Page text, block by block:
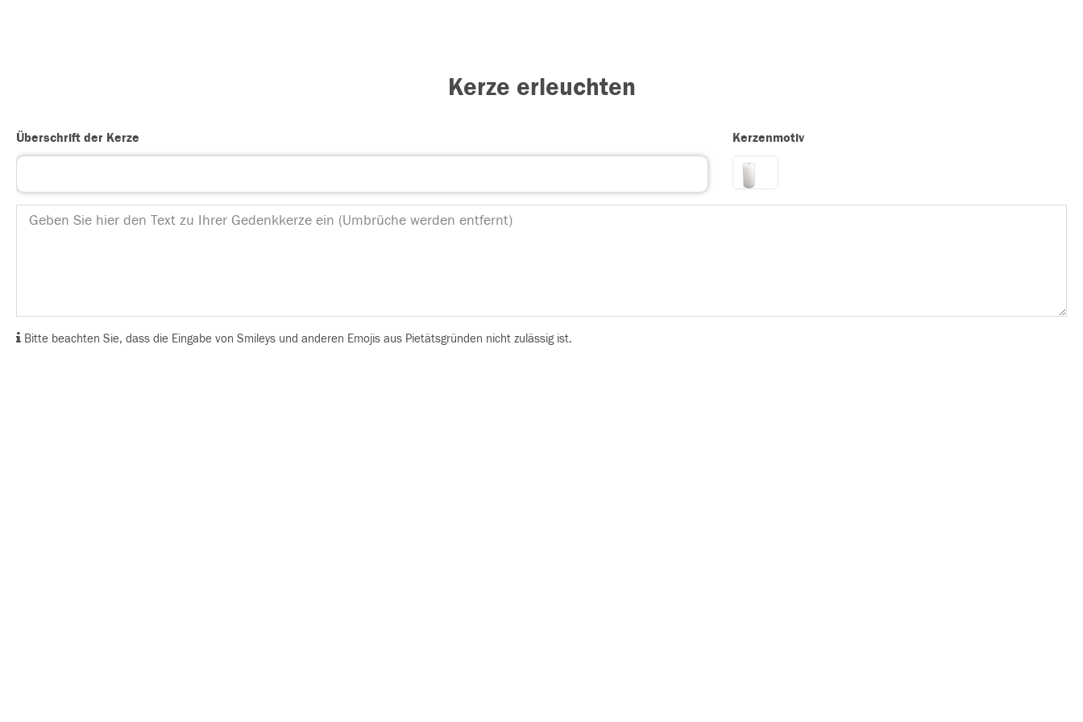
Kerze erleuchten
Überschrift der Kerze Kerzenmotiv
Bitte beachten Sie, dass die Eingabe von Smileys und anderen Emojis aus Pietätsgründen nicht zulässig ist.